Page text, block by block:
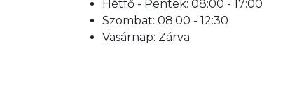
Hétfő - Péntek: 08:00 - 17:00
Szombat: 08:00 - 12:30
Vasárnap: Zárva